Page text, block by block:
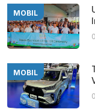
MOBIL
MOBIL